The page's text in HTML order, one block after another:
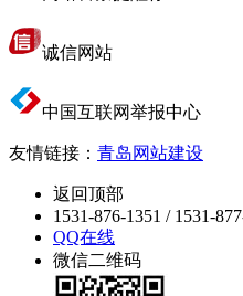
诚信网站
中国互联网举报中心
友情链接： 青岛网站建设
返回顶部
1531-876-1351 / 1531-
QQ在线
微信二维码